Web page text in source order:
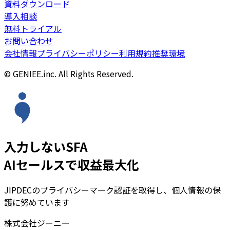
資料ダウンロード
導入相談
無料トライアル
お問い合わせ
会社情報プライバシーポリシー利用規約推奨環境
© GENIEE.inc. All Rights Reserved.
入力しないSFA
AIセールスで収益最大化
JIPDECのプライバシーマーク認証を取得し、個人情報の保
護に努めています
株式会社ジーニー